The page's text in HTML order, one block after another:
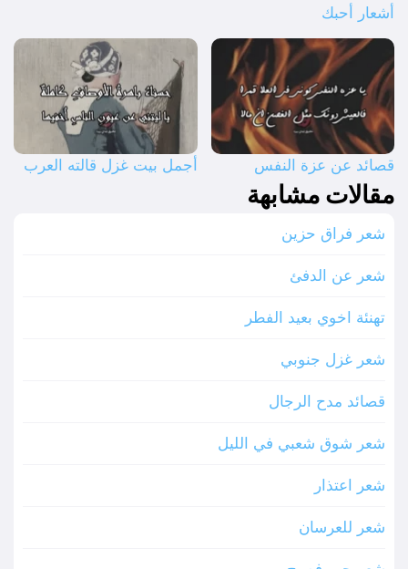
أشعار أحبك
قصائد عن عزة النفس أجمل بيت غزل قالته العرب
مقالات مشابهة
شعر فراق حزين
شعر عن الدفئ
تهنئة اخوي بعيد الفطر
شعر غزل جنوبي
قصائد مدح الرجال
شعر شوق شعبي في الليل
شعر اعتذار
شعر للعرسان